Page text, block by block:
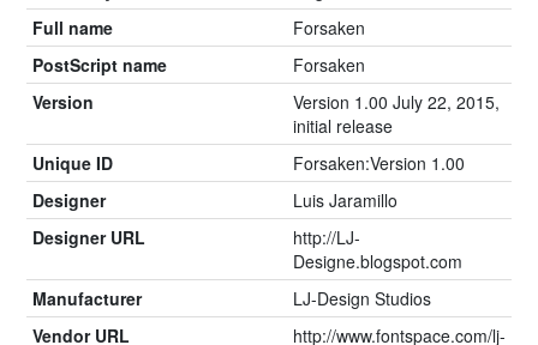
Full name
Forsaken
PostScript name
Forsaken
Version
Version 1.00 July 22, 2015,
initial release
Unique ID
Forsaken:Version 1.00
Designer
Luis Jaramillo
Designer URL
http://LJ-
Designe.blogspot.com
Manufacturer
LJ-Design Studios
Vendor URL
http://www.fontspace.com/lj-